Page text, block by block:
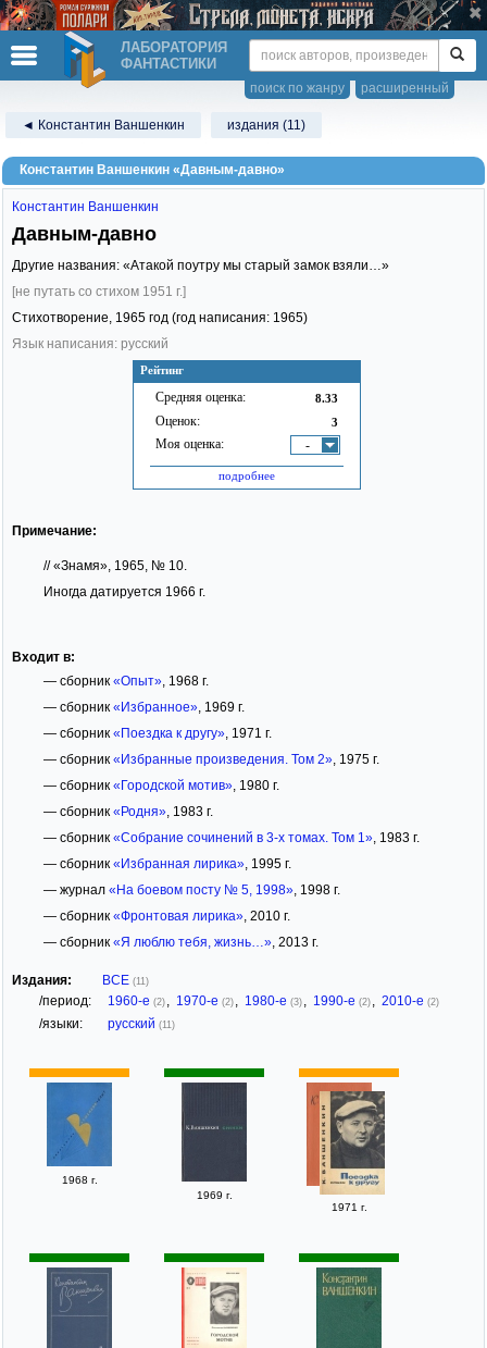
ЛАБОРАТОРИЯ
ФАНТАСТИКИ
расширенный
поиск по жанру
◄ Константин Ваншенкин издания (11)
Константин Ваншенкин «Давным-давно»
Рейтинг
Средняя оценка: 8.33
Оценок: 3
Моя оценка: -
подробнее
Константин Ваншенкин
Давным-давно
Другие названия: «Атакой поутру мы старый замок взяли…»
[не путать со стихом 1951 г.]
Стихотворение, 1965 год (год написания: 1965)
Язык написания: русский
Примечание:
// «Знамя», 1965, № 10.
Иногда датируется 1966 г.
Входит в:
— сборник «Опыт», 1968 г.
— сборник «Избранное», 1969 г.
— сборник «Поездка к другу», 1971 г.
— сборник «Избранные произведения. Том 2», 1975 г.
— сборник «Городской мотив», 1980 г.
— сборник «Родня», 1983 г.
— сборник «Собрание сочинений в 3-х томах. Том 1», 1983 г.
— сборник «Избранная лирика», 1995 г.
— журнал «На боевом посту № 5, 1998», 1998 г.
— сборник «Фронтовая лирика», 2010 г.
— сборник «Я люблю тебя, жизнь…», 2013 г.
Издания: ВСЕ (11)
/период: 1960-е (2) 1970-е (2) 1980-е (3) 1990-е (2) 2010-е (2)
/языки: русский (11)
1968 г.
1969 г.
1971 г.